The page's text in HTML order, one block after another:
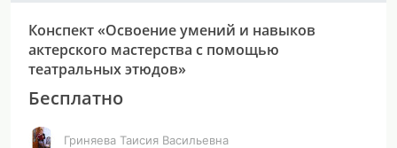
Конспект «Освоение умений и навыков
актерского мастерства с помощью
театральных этюдов»
Бесплатно
Гриняева Таисия Васильевна